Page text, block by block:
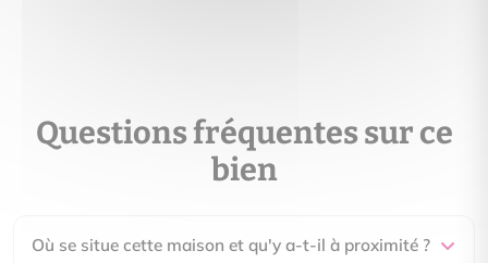
Questions fréquentes sur ce
bien
Où se situe cette maison et qu'y a-t-il à proximité ?